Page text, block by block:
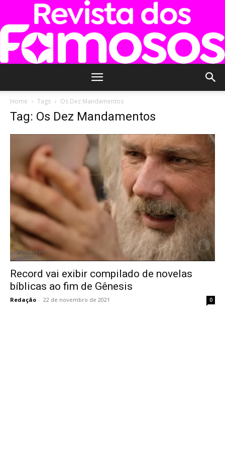
Famosos
Home Tags Os Dez Mandamentos
Tag: Os Dez Mandamentos
Record vai exibir compilado de novelas
bíblicas ao fim de Gênesis
Redação - 22 de novembro de 2021 0